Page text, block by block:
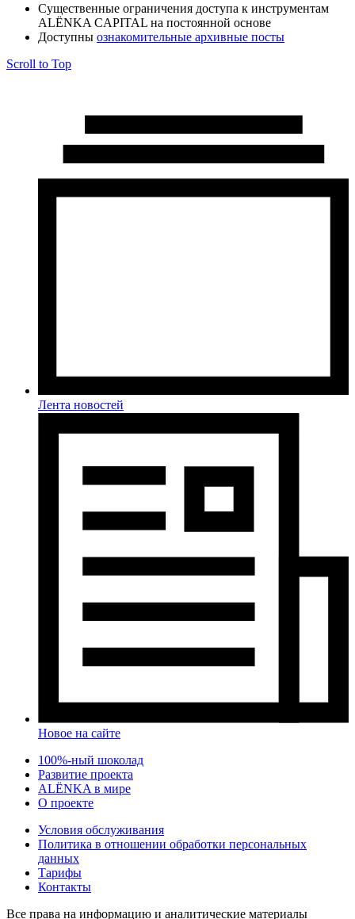
Cущественные ограничения доступа к инструментам
ALЁNKA CAPITAL на постоянной основе
Доступны ознакомительные архивные посты
Scroll to Top
Лента новостей
Новое на сайте
100%-ный шоколад
Развитие проекта
ALЁNKA в мире
О проекте
Условия обслуживания
Политика в отношении обработки персональных
данных
Тарифы
Контакты
Все права на информацию и аналитические материалы